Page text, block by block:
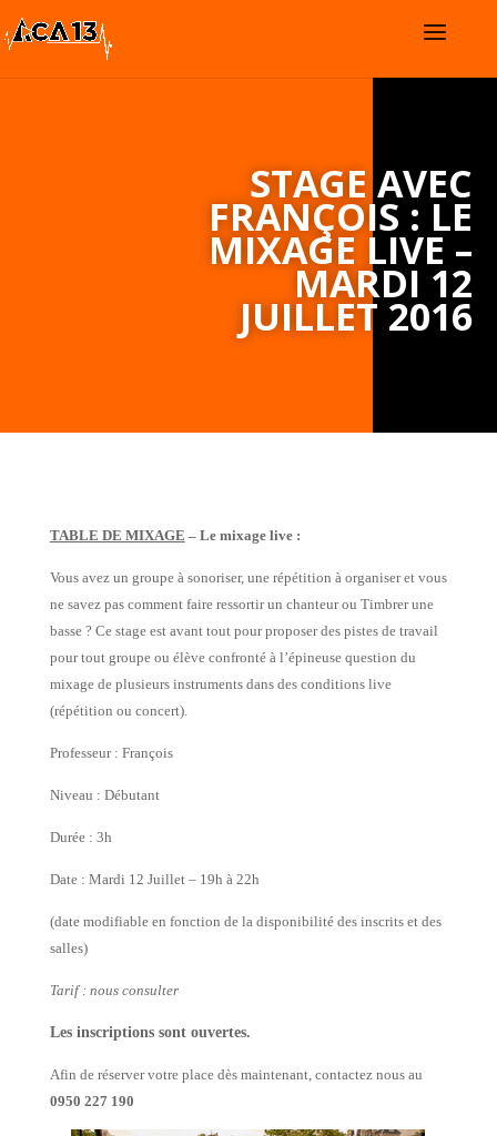
STAGE AVEC
FRANÇOIS : LE
MIXAGE LIVE –
MARDI 12
JUILLET 2016
TABLE DE MIXAGE – Le mixage live :
Vous avez un groupe à sonoriser, une répétition à organiser et vous
ne savez pas comment faire ressortir un chanteur ou Timbrer une
basse ? Ce stage est avant tout pour proposer des pistes de travail
pour tout groupe ou élève confronté à l’épineuse question du
mixage de plusieurs instruments dans des conditions live
(répétition ou concert).
Professeur : François
Niveau : Débutant
Durée : 3h
Date : Mardi 12 Juillet – 19h à 22h
(date modifiable en fonction de la disponibilité des inscrits et des
salles)
Tarif : nous consulter
Les inscriptions sont ouvertes.
Afin de réserver votre place dès maintenant, contactez nous au
0950 227 190